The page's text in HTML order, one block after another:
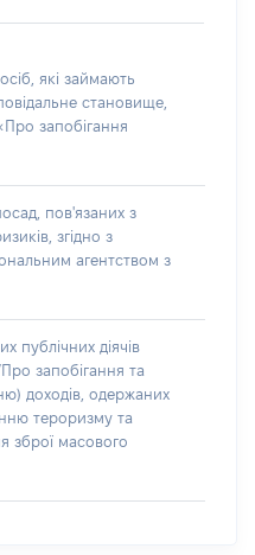
які займають
становище,
запобігання
пов'язаних з
згідно з
агентством з
публічних діячів
запобігання та
доходів, одержаних
тероризму та
зброї масового